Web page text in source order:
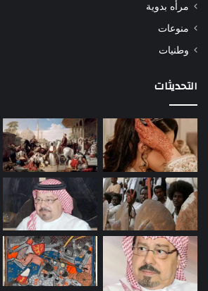
مرأه بدوية
منوعات
وطنيات
التحديثات